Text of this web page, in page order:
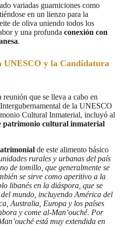
variadas guarniciones como
en un lienzo para la
de oliva uniendo todos los
y una profunda conexión con
.
UNESCO y la Candidatura
reunión que se lleva a cabo en
de la UNESCO
Cultural Inmaterial, incluyó al
patrimonio cultural inmaterial
de este alimento básico
rurales y urbanas del país
de tomillo, que generalmente se
se sirve como aperitivo a la
libanés en la diáspora, que se
mundo, incluyendo América del
Australia, Europa y los países
y come al-Man’ouché. Por
está muy extendida en